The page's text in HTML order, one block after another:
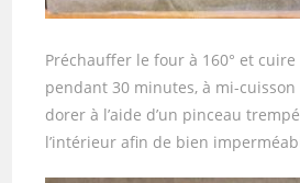
Préchauffer le four à 160° et
pendant 30 minutes, à mi-
dorer à l’aide d’un pinceau
l’intérieur afin de bien